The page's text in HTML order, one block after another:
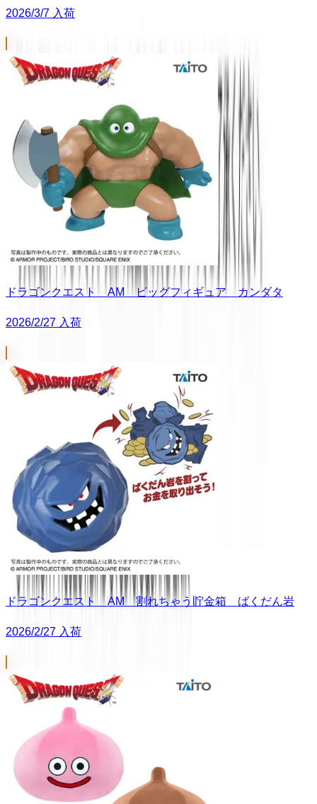
2026/3/7 入荷
ドラゴンクエスト AM ビッグフィギュア カンダタ
2026/2/27 入荷
ドラゴンクエスト AM 割れちゃう貯金箱 ばくだん岩
2026/2/27 入荷